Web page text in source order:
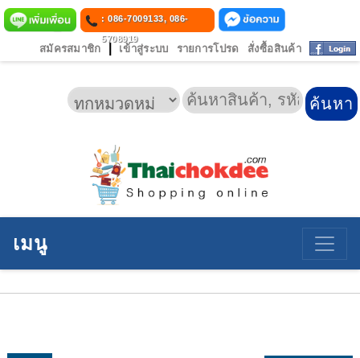
: 086-7009133, 086-
5708919
สมัครสมาชิก เข้าสู่ระบบ รายการโปรด สั่งซื้อสินค้า
เมนู